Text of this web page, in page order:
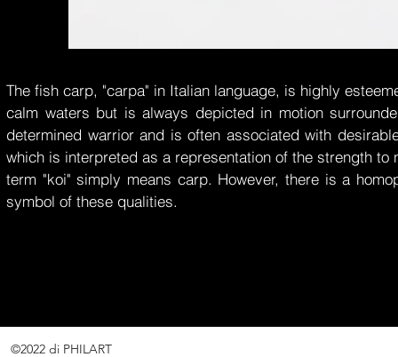
The fish carp, "carpa" in Italian language, is highly
calm waters but is always depicted in motion
determined warrior and is often associated with
which is interpreted as a representation of the strength
term "koi" simply means carp. However, there is a
symbol of these qualities.
©2022 di PHILART